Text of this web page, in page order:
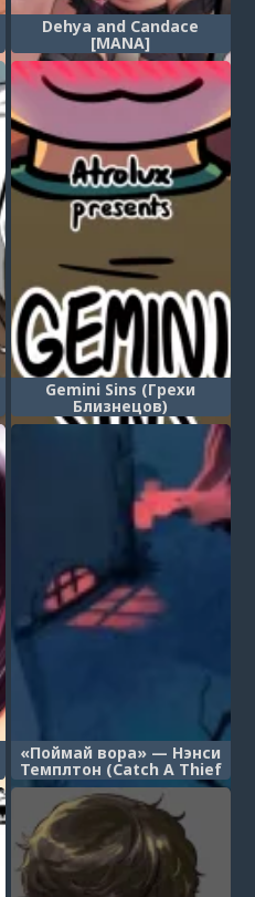
Dehya and Candace
[MANA]
Gemini Sins (Грехи
Близнецов)
«Поймай вора» — Нэнси
Темплтон (Catch A Thief
– Nancy Templeton)